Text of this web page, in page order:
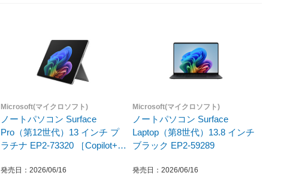
Microsoft(マイクロソフト)
ノートパソコン Surface
Pro（第12世代）13 インチ プ
ラチナ EP2-73320 ［Copilot+
/Snapdragon X2 Plus /メモリ：
発売日：2026/06/16
Microsoft(マイクロソフト)
ノートパソコン Surface
Laptop（第8世代）13.8 インチ
ブラック EP2-59289
発売日：2026/06/16